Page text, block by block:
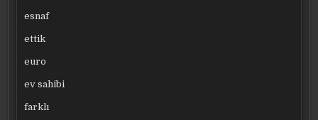
esnaf
ettik
euro
ev sahibi
farklı